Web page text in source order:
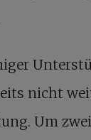
nicht
Um